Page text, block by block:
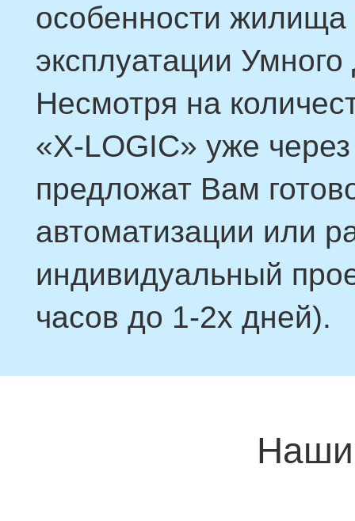
особенности
эксплуатации
Несмотря на
«X-LOGIC» уже
предложат Вам
автоматизации или
индивидуальный
часов до 1-2х дней).
Наши